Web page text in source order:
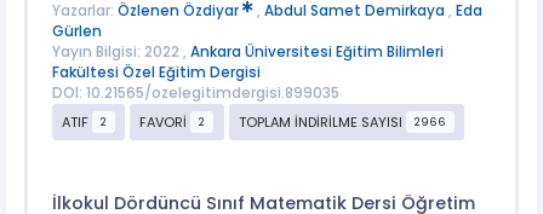
Yazarlar: Özlenen Özdiyar , Abdul Samet Demirkaya , Eda
Gürlen
Yayın Bilgisi: 2022 , Ankara Üniversitesi Eğitim Bilimleri
Fakültesi Özel Eğitim Dergisi
DOI: 10.21565/ozelegitimdergisi.899035
ATIF
2 FAVORİ 2 TOPLAM İNDİRİLME SAYISI 2966
İlkokul Dördüncü Sınıf Matematik Dersi Öğretim